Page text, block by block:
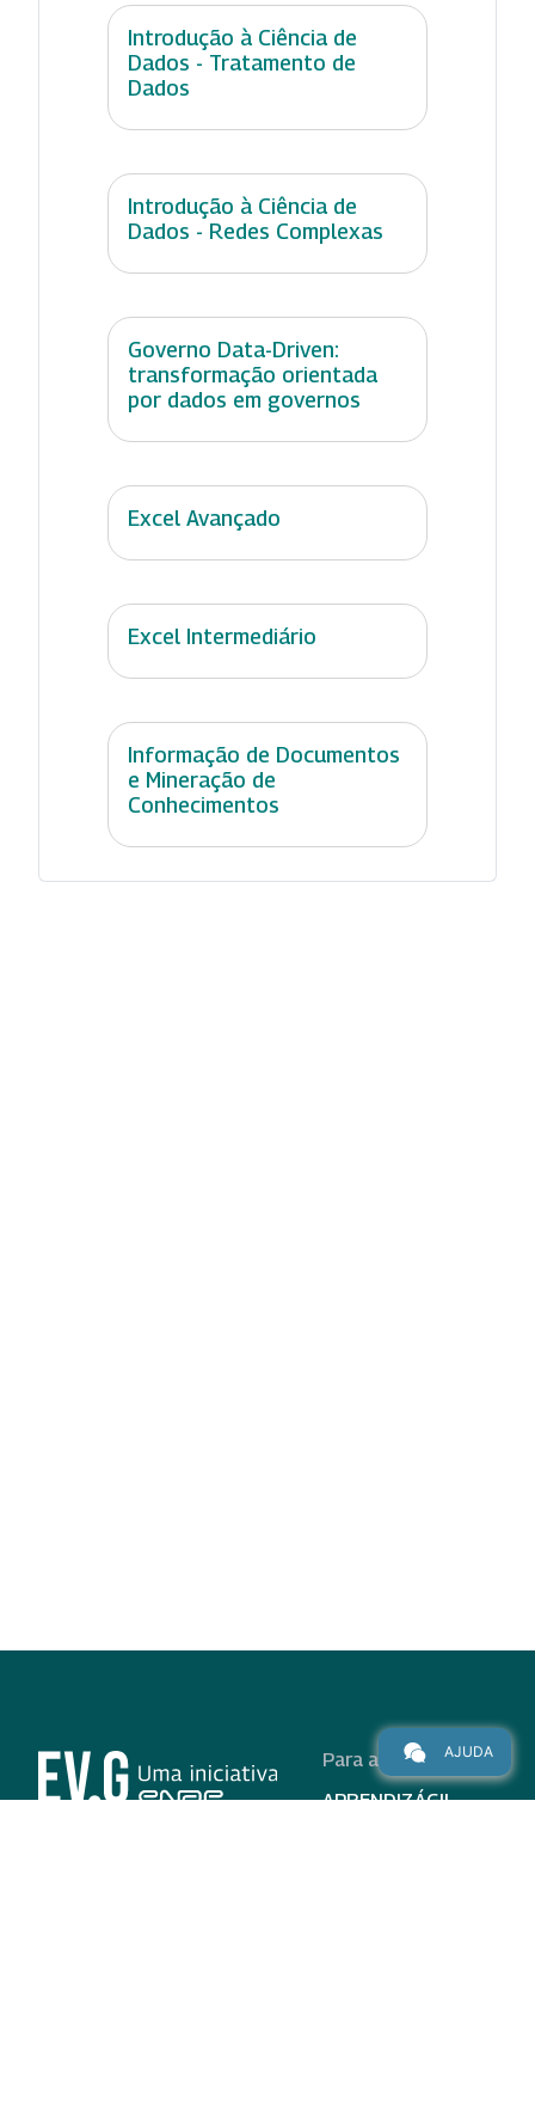
Introdução à Ciência de
Dados - Tratamento de
Dados
Introdução à Ciência de
Dados - Redes Complexas
Governo Data-Driven:
transformação orientada
por dados em governos
Excel Avançado
Excel Intermediário
Informação de Documentos
e Mineração de
Conhecimentos
Para alunos
APRENDIZÁGIL
AJUDA